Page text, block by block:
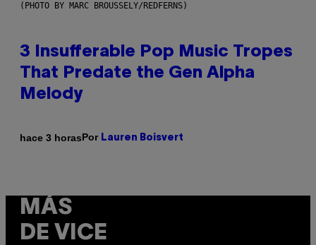
(PHOTO BY MARC BROUSSELY/REDFERNS)
3 Insufferable Pop Music Tropes
That Predate the Gen Alpha
Melody
hace 3 horasPor Lauren Boisvert
MÁS
DE VICE